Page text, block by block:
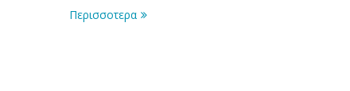
Περισσοτερα